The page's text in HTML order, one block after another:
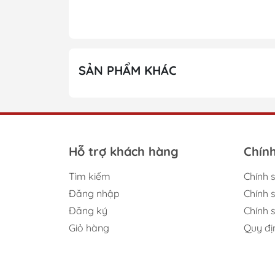
Chi tiết trang trí: Áo len gile có thể có
Độ an toàn: Đảm bảo rằng áo len
Áo len gile sơ sinh cho bé trai không chỉ
SẢN PHẨM KHÁC
Hỗ trợ khách hàng
Tìm kiếm
Đăng nhập
Đăng ký
Giỏ hàng
Chính
Chính
Chính
Quy